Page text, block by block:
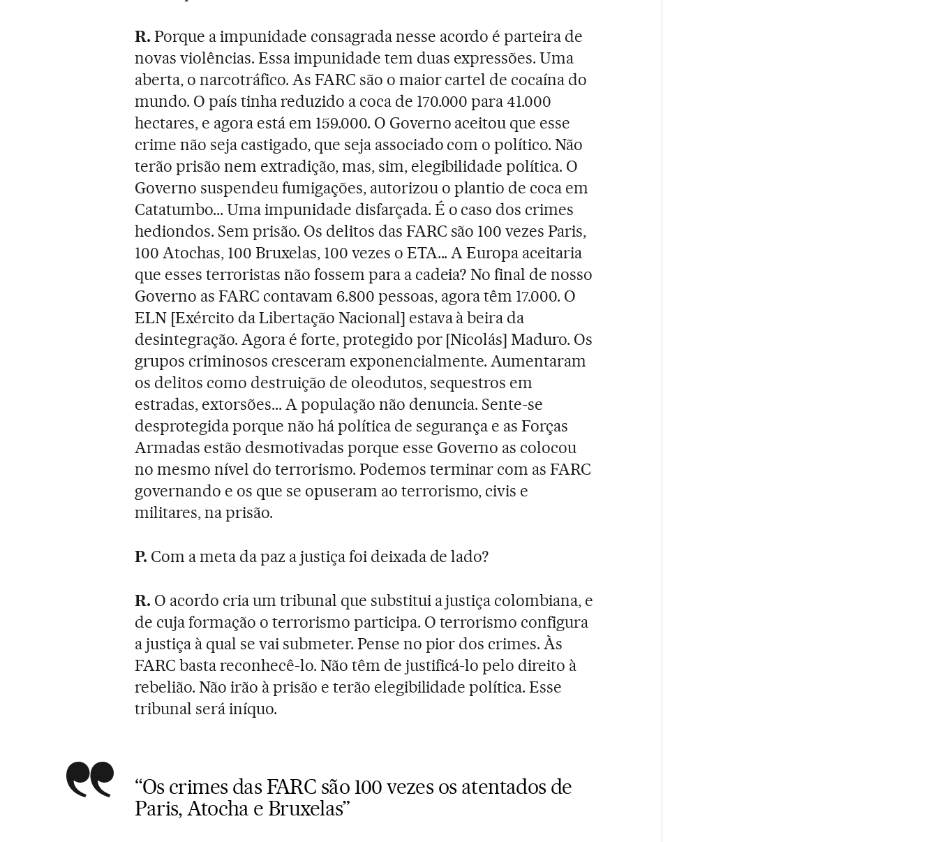
R. Porque a impunidade consagrada nesse acordo é parteira de
novas violências. Essa impunidade tem duas expressões. Uma
aberta, o narcotráfico. As FARC são o maior cartel de cocaína do
mundo. O país tinha reduzido a coca de 170.000 para 41.000
hectares, e agora está em 159.000. O Governo aceitou que esse
crime não seja castigado, que seja associado com o político. Não
terão prisão nem extradição, mas, sim, elegibilidade política. O
Governo suspendeu fumigações, autorizou o plantio de coca em
Catatumbo... Uma impunidade disfarçada. É o caso dos crimes
hediondos. Sem prisão. Os delitos das FARC são 100 vezes Paris,
100 Atochas, 100 Bruxelas, 100 vezes o ETA... A Europa aceitaria
que esses terroristas não fossem para a cadeia? No final de nosso
Governo as FARC contavam 6.800 pessoas, agora têm 17.000. O
ELN [Exército da Libertação Nacional] estava à beira da
desintegração. Agora é forte, protegido por [Nicolás] Maduro. Os
grupos criminosos cresceram exponencialmente. Aumentaram
os delitos como destruição de oleodutos, sequestros em
estradas, extorsões... A população não denuncia. Sente-se
desprotegida porque não há política de segurança e as Forças
Armadas estão desmotivadas porque esse Governo as colocou
no mesmo nível do terrorismo. Podemos terminar com as FARC
governando e os que se opuseram ao terrorismo, civis e
militares, na prisão.
P. Com a meta da paz a justiça foi deixada de lado?
R. O acordo cria um tribunal que substitui a justiça colombiana, e
de cuja formação o terrorismo participa. O terrorismo configura
a justiça à qual se vai submeter. Pense no pior dos crimes. Às
FARC basta reconhecê-lo. Não têm de justificá-lo pelo direito à
rebelião. Não irão à prisão e terão elegibilidade política. Esse
tribunal será iníquo.
“Os crimes das FARC são 100 vezes os atentados de
Paris, Atocha e Bruxelas”